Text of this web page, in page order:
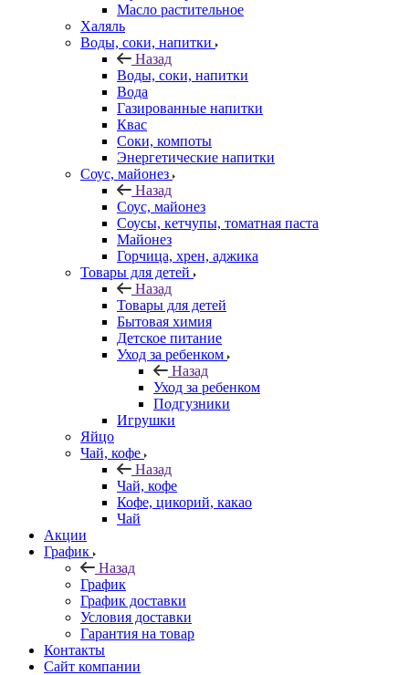
Масло растительное
Халяль
Воды, соки, напитки
Назад
Воды, соки, напитки
Вода
Газированные напитки
Квас
Соки, компоты
Энергетические напитки
Соус, майонез
Назад
Соус, майонез
Соусы, кетчупы, томатная паста
Майонез
Горчица, хрен, аджика
Товары для детей
Назад
Товары для детей
Бытовая химия
Детское питание
Уход за ребенком
Назад
Уход за ребенком
Подгузники
Игрушки
Яйцо
Чай, кофе
Назад
Чай, кофе
Кофе, цикорий, какао
Чай
Акции
График
Назад
График
График доставки
Условия доставки
Гарантия на товар
Контакты
Сайт компании